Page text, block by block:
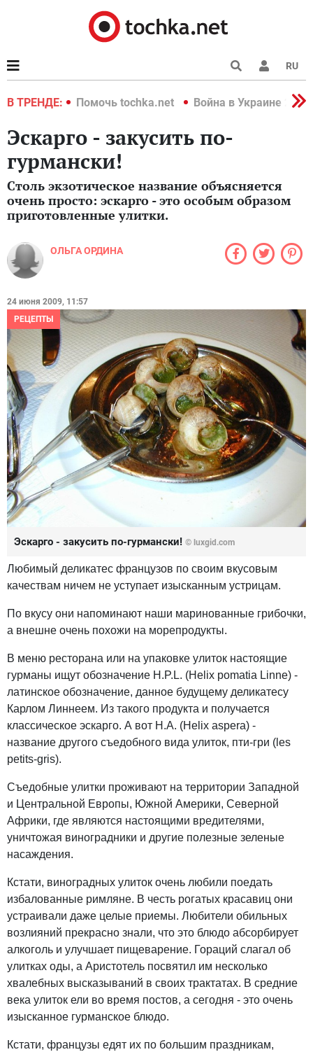
RU
В ТРЕНДЕ:
2022 Помочь tochka.net Война в Украине 2022
Эскарго - закусить по-
гурмански!
Столь экзотическое название объясняется
очень просто: эскарго - это особым образом
приготовленные улитки.
ОЛЬГА ОРДИНА
24 июня 2009, 11:57
РЕЦЕПТЫ
Эскарго - закусить по-гурмански! © luxgid.com
Любимый деликатес французов по своим вкусовым
качествам ничем не уступает изысканным устрицам.
По вкусу они напоминают наши маринованные грибочки,
а внешне очень похожи на морепродукты.
В меню ресторана или на упаковке улиток настоящие
гурманы ищут обозначение H.P.L. (Helix pomatia Linne) -
латинское обозначение, данное будущему деликатесу
Карлом Линнеем. Из такого продукта и получается
классическое эскарго. А вот H.A. (Helix aspera) -
название другого съедобного вида улиток, пти-гри (les
petits-gris).
Съедобные улитки проживают на территории Западной
и Центральной Европы, Южной Америки, Северной
Африки, где являются настоящими вредителями,
уничтожая виноградники и другие полезные зеленые
насаждения.
Кстати, виноградных улиток очень любили поедать
избалованные римляне. В честь рогатых красавиц они
устраивали даже целые приемы. Любители обильных
возлияний прекрасно знали, что это блюдо абсорбирует
алкоголь и улучшает пищеварение. Гораций слагал об
улитках оды, а Аристотель посвятил им несколько
хвалебных высказываний в своих трактатах. В средние
века улиток ели во время постов, а сегодня - это очень
изысканное гурманское блюдо.
Кстати, французы едят их по большим праздникам,